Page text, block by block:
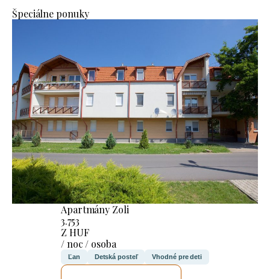
Špeciálne ponuky
Apartmány Zoli
3.753
Z HUF
/ noc / osoba
Ľan Detská posteľ Vhodné pre deti